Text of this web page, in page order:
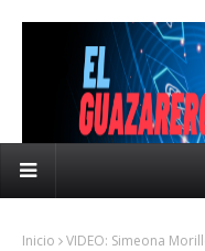
Inicio VIDEO: Simeona